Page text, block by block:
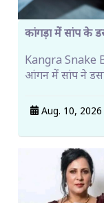
कांगड़ा में सांप के
Kangra Snake
आंगन में सांप ने
Aug. 10, 2026